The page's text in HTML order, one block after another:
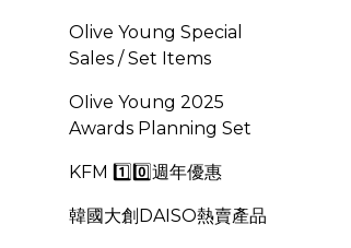
Olive Young Special
Sales / Set Items
OIive Young 2025
Awards Planning Set
KFM 1️⃣0️⃣週年優惠
韓國大創DAISO熱賣產品